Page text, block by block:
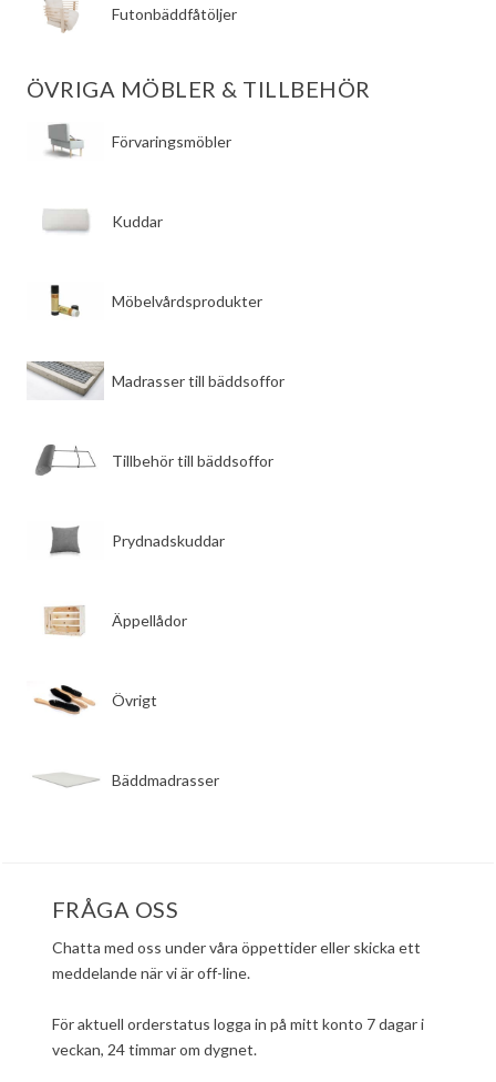
​Futonbäddfåtöljer
ÖVRIGA MÖBLER & TILLBEHÖR
​Förvaringsmöbler
​Kuddar
​Möbelvårdsprodukter
​Madrasser till bäddsoffor
​Tillbehör till bäddsoffor
​Prydnadskuddar
​Äppellådor
​Övrigt
​Bäddmadrasser
FRÅGA OSS
Chatta med oss under våra öppettider eller skicka ett
meddelande när vi är off-line.
För aktuell orderstatus logga in på mitt konto 7 dagar i
veckan, 24 timmar om dygnet.